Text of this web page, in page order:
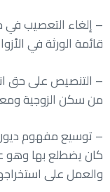
– إلغاء التعصيب في
قائمة الورثة في
– التنصيص على حق
من سكن الزوجية
– توسيع مفهوم ديون
كان يضطلع بها وهو
والعمل على